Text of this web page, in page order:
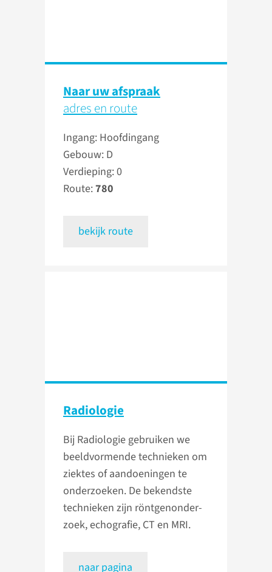
Naar uw afspraak
adres en route
Ingang: Hoofdingang
Gebouw: D
Verdieping: 0
Route:780
bekijk route
Radiologie
Bij Radiologie gebruiken we
beeld­vormende technieken om
ziektes of aandoeningen te
onderzoeken. De bekendste
technieken zijn röntgen­onder­
zoek, echo­grafie, CT en MRI.
naar pagina